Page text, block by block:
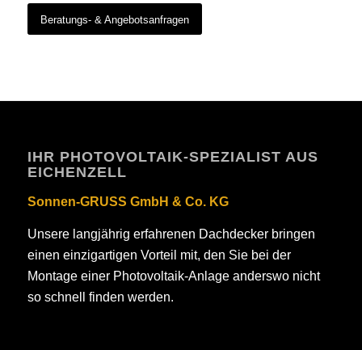
Beratungs- & Angebotsanfragen
IHR PHOTOVOLTAIK-SPEZIALIST AUS
EICHENZELL
Sonnen-GRUSS GmbH & Co. KG
Unsere langjährig erfahrenen Dachdecker bringen
einen einzigartigen Vorteil mit, den Sie bei der
Montage einer Photovoltaik-Anlage anderswo nicht
so schnell finden werden.